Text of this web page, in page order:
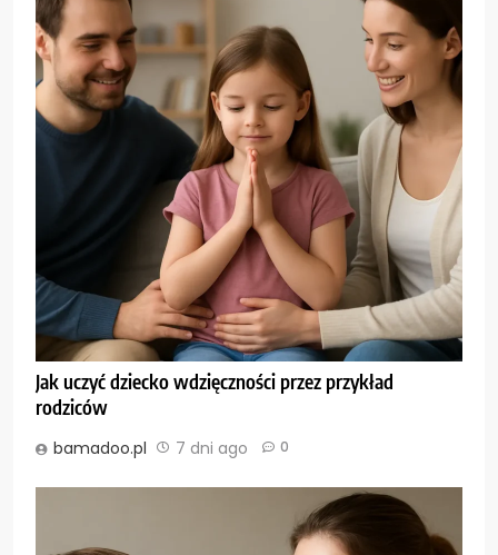
Jak uczyć dziecko wdzięczności przez przykład
rodziców
bamadoo.pl 7 dni ago 0